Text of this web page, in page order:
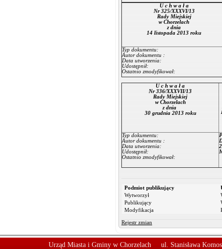
U c h w a ł a
Nr 325/XXXVI/13
Rady Miejskiej
w Chorzelach
z dnia
14 listopada 2013 roku
Typ dokumentu:
Autor dokumentu :
Data utworzenia:
Udostępnił:
Ostatnio zmodyfikował:
U c h w a ł a
Nr 336/XXXVII/13
Rady Miejskiej
w Chorzelach
z dnia
30 grudnia 2013 roku
Typ dokumentu:
Autor dokumentu :
Data utworzenia:
Udostępnił:
Ostatnio zmodyfikował:
Podmiot publikujący
Wytworzył
Publikujący
Modyfikacja
Rejestr zmian
Urząd Miasta i Gminy w Chorzelach ul. Stanisława